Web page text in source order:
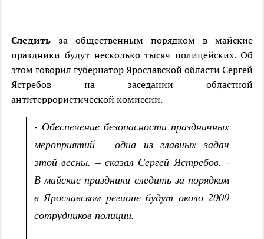
Следить за общественным порядком в майские
праздники будут несколько тысяч полицейских. Об
этом говорил губернатор Ярославской области Сергей
Ястребов на заседании областной
антитеррористической комиссии.
- Обеспечение безопасности праздничных
мероприятий – одна из главных задач
этой весны, – сказал Сергей Ястребов. -
В майские праздники следить за порядком
в Ярославском регионе будут около 2000
сотрудников полиции.